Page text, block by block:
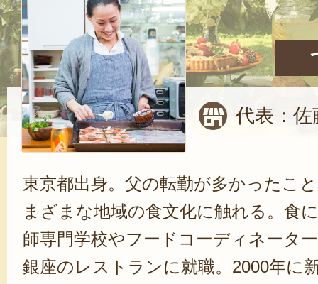
代表：佐
東京都出身。父の転勤が多かったこ
まざまな地域の食文化に触れる。食
師専門学校やフードコーディネータ
銀座のレストランに就職。2000年に